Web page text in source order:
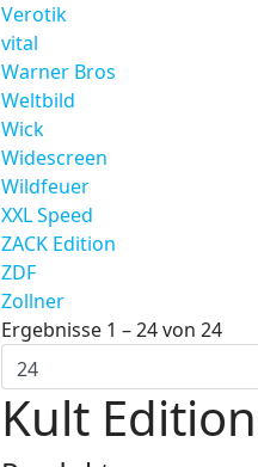
Verotik
vital
Warner Bros
Weltbild
Wick
Widescreen
Wildfeuer
XXL Speed
ZACK Edition
ZDF
Zollner
Ergebnisse 1 – 24 von 24
Kult